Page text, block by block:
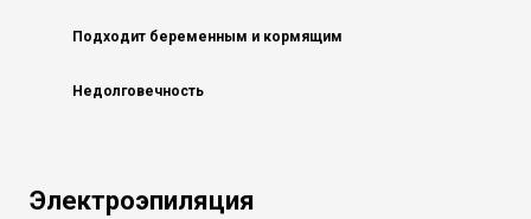
Подходит беременным и кормящим
Недолговечность
Электроэпиляция